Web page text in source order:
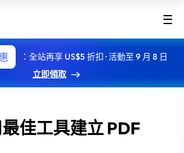
：全站再享 US$5 折扣 · 活動至 9 月 8 日
立即領取
佳工具建立 PDF